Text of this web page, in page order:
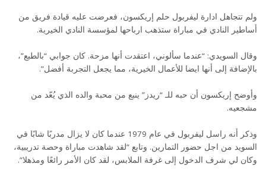
ولم تتجاهل ادارة ليفربول حلم إريكسون، فعرضت عليه قيادة فريق من
أساطير النادي في مباراة ستذهب ارباحها لمؤسسة النادي الخيرية.
وقال السويدي: “عندما سألوني، اعتقدت أنها مزحة. كان جوابي “بالطبع”،
بالإضافة إلى أنها ايضا للأعمال الخيرية، مما يجعل التجربة أفضل”.
وأوضح إريكسون أن حبه للـ “ريدز” ينبع من محبة والده الذي يُعّد من
مشجعيه.
وذكر أنه راسل ليفربول في عام 1979 عندما كان لا يزال مدربًا شابًا في
السويد من اجل حضور التمارين. وتابع “لقد شاهدت مباراة وحصة تدريبية،
وكان لي شرف الدخول إلى غرفة الملابس، لقد كان الأمر رائعًا ومذهلا”.